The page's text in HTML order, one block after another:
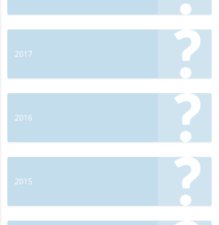
2017
2016
2015